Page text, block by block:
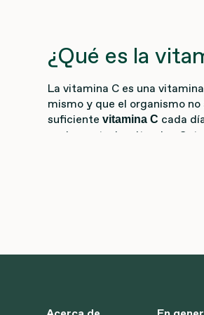
¿Qué es la
La vitamina C es una
mismo y que el organismo
suficiente vitamina C cada
suplemento. La vitamina C,
antioxidante que contribuye